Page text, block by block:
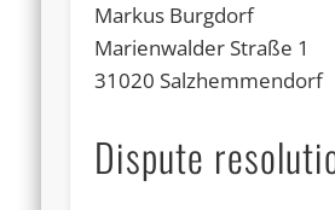
Markus Burgdorf
Marienwalder Straße 1
31020 Salzhemmendorf
Dispute